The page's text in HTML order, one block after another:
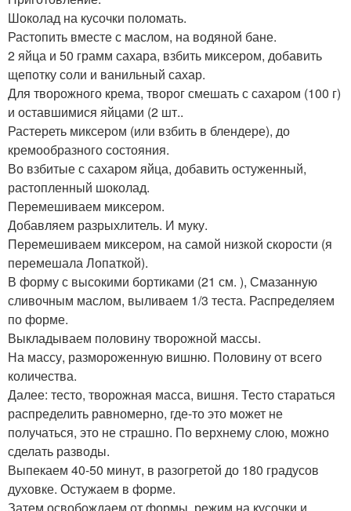
Шоколад на кусочки поломать.
Растопить вместе с маслом, на водяной бане.
2 яйца и 50 грамм сахара, взбить миксером, добавить
щепотку соли и ванильный сахар.
Для творожного крема, творог смешать с сахаром (100 г)
и оставшимися яйцами (2 шт..
Растереть миксером (или взбить в блендере), до
кремообразного состояния.
Во взбитые с сахаром яйца, добавить остуженный,
растопленный шоколад.
Перемешиваем миксером.
Добавляем разрыхлитель. И муку.
Перемешиваем миксером, на самой низкой скорости (я
перемешала Лопаткой).
В форму с высокими бортиками (21 см. ), Смазанную
сливочным маслом, выливаем 1/3 теста. Распределяем
по форме.
Выкладываем половину творожной массы.
На массу, размороженную вишню. Половину от всего
количества.
Далее: тесто, творожная масса, вишня. Тесто стараться
распределить равномерно, где-то это может не
получаться, это не страшно. По верхнему слою, можно
сделать разводы.
Выпекаем 40-50 минут, в разогретой до 180 градусов
духовке. Остужаем в форме.